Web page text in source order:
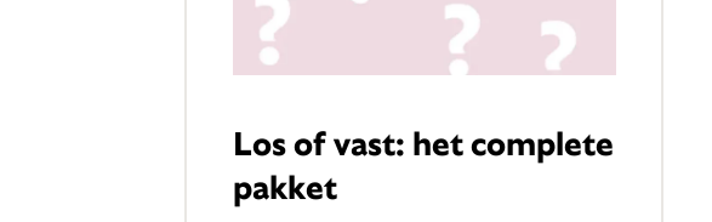
Los of vast: het complete
pakket